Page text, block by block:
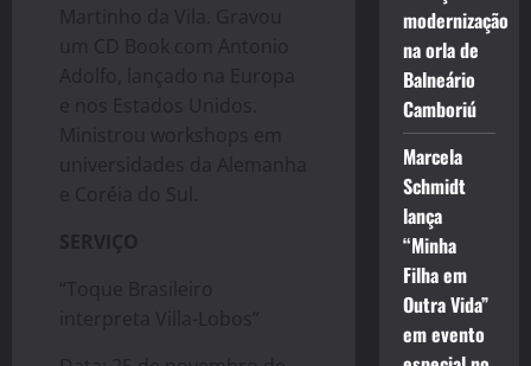
Martinho da Vila. Gravou
um CD Book com Antonio
Adolfo, lançado na Europa
e nos Estados Unidos.
Ministrou workshops em
universidades da Alemanha
e Coréia do Sul.
SERVIÇO
“Toque Brasileiro
interpreta Villa-Lobos”
modernização
na orla de
Balneário
Camboriú
Marcela
Schmidt
lança
“Minha
Filha em
Outra Vida”
em evento